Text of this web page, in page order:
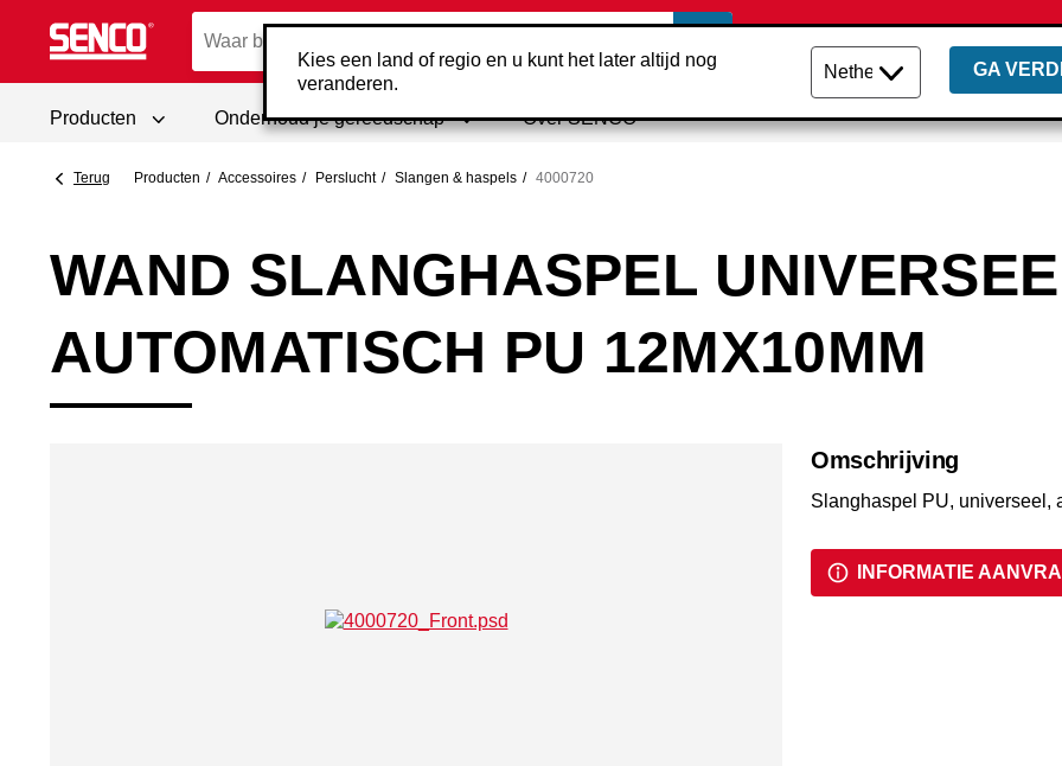
Kies een land of regio en u kunt het later altijd nog
veranderen.
GA
Producten Onderhoud je gereedschap Over SENCO
Terug Producten Accessoires Perslucht Slangen & haspels 4000720
WAND SLANGHASPEL
AUTOMATISCH PU 12MX10MM
Omschrijving
Slanghaspel PU, universeel,
INFORMATIE